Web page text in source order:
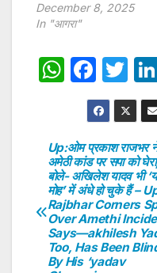
December 8, 2025
In "आगरा"
W
s
A
p
p
F
a
c
e
b
o
o
k
T
w
itt
er
Post
Up:ओम प्रकाश राजभर
अमेठी कांड पर सपा को
बोले- अखिलेश यादव भी
मोह’ में अंधे हो चुके हैं –
Rajbhar Corners
Over Amethi
Says—akhilesh
Too, Has Been
By His ‘yadav